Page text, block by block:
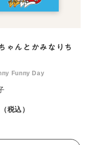
ゃんとかみなりち
Funny Day
税込）